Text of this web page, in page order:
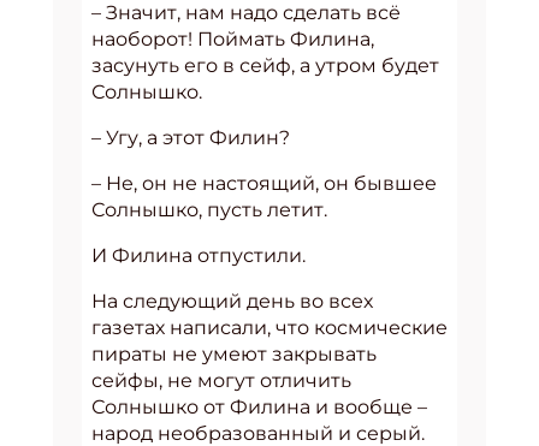
– Значит, нам надо сделать всё
наоборот! Поймать Филина,
засунуть его в сейф, а утром будет
Солнышко.
– Угу, а этот Филин?
– Не, он не настоящий, он бывшее
Солнышко, пусть летит.
И Филина отпустили.
На следующий день во всех
газетах написали, что космические
пираты не умеют закрывать
сейфы, не могут отличить
Солнышко от Филина и вообще –
народ необразованный и серый.